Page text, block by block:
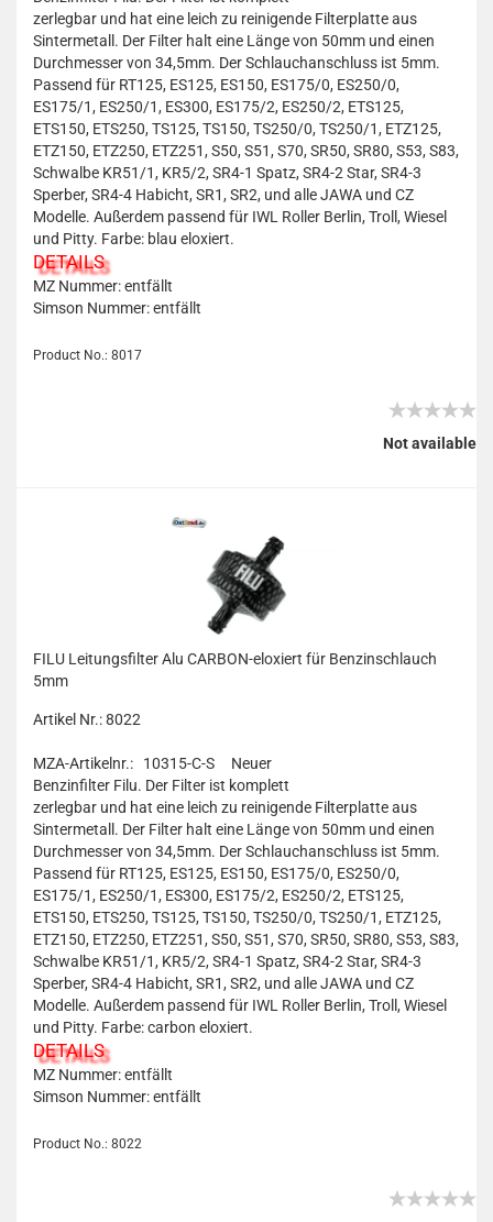
zerlegbar und hat eine leich zu reinigende Filterplatte aus
Sintermetall. Der Filter halt eine Länge von 50mm und einen
Durchmesser von 34,5mm. Der Schlauchanschluss ist 5mm.
Passend für RT125, ES125, ES150, ES175/0, ES250/0,
ES175/1, ES250/1, ES300, ES175/2, ES250/2, ETS125,
ETS150, ETS250, TS125, TS150, TS250/0, TS250/1, ETZ125,
ETZ150, ETZ250, ETZ251, S50, S51, S70, SR50, SR80, S53, S83,
Schwalbe KR51/1, KR5/2, SR4-1 Spatz, SR4-2 Star, SR4-3
Sperber, SR4-4 Habicht, SR1, SR2, und alle JAWA und CZ
Modelle. Außerdem passend für IWL Roller Berlin, Troll, Wiesel
und Pitty. Farbe: blau eloxiert.
DETAILS
MZ Nummer: entfällt
Simson Nummer: entfällt
Product No.: 8017
Not available
FILU Leitungsfilter Alu CARBON-eloxiert für Benzinschlauch
5mm
Artikel Nr.: 8022
MZA-Artikelnr.: 10315-C-S
Neuer
Benzinfilter Filu. Der Filter ist komplett
zerlegbar und hat eine leich zu reinigende Filterplatte aus
Sintermetall. Der Filter halt eine Länge von 50mm und einen
Durchmesser von 34,5mm. Der Schlauchanschluss ist 5mm.
Passend für RT125, ES125, ES150, ES175/0, ES250/0,
ES175/1, ES250/1, ES300, ES175/2, ES250/2, ETS125,
ETS150, ETS250, TS125, TS150, TS250/0, TS250/1, ETZ125,
ETZ150, ETZ250, ETZ251, S50, S51, S70, SR50, SR80, S53, S83,
Schwalbe KR51/1, KR5/2, SR4-1 Spatz, SR4-2 Star, SR4-3
Sperber, SR4-4 Habicht, SR1, SR2, und alle JAWA und CZ
Modelle. Außerdem passend für IWL Roller Berlin, Troll, Wiesel
und Pitty. Farbe: carbon eloxiert.
DETAILS
MZ Nummer: entfällt
Simson Nummer: entfällt
Product No.: 8022